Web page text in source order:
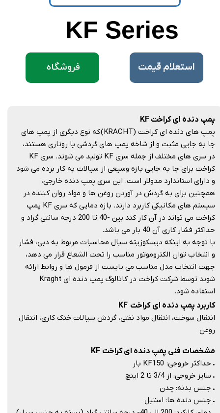
KF Series
پمپ دنده ای کراخت KF
پمپ های دنده ای کراخت (KRACHT) که نوع دیگری از پمپ های
جا به جایی مثبت و از شاخه پمپ های گردشی یا روتاری هستند،
در سری های مختلف از جمله سری KF تولید می شوند. سری KF
کراخت برای جا به جایی بازه وسیعی از سیالات به کار برده می شود
و دارای استاندارد مدولار است. این سری پمپ دنده خارجی،
همچنین برای به گردش در آوردن روغن ها و مواد روان کننده در
سیستم های مکانیکی کاربرد دارند. بازه دمایی که سری KF پمپ
کراخت می تواند در آن کار کند بین -40 تا 200 درجه سانتی گراد و
حداکثر فشار کاری آن 40 بار می باشد.
با توجه به اینکه دیسکوزیته سیال محاسبات مربوط به دبی، فشار
و انتخاب توان الکتروموتور مناسب را تحت الشعاع قرار می دهد،
جهت انتخاب مدل مناسب می بایست از فرمول ها و روابط ارائه
شوند توسط شرکت کراخت در کاتالوگ پمپ دنده ای Kraght
استفاده شود.​​​​​​​
مشخصات فنی پمپ دنده ای کراخت KF
. حداکثر خروجی: KF150 بار
. سایز خروجی: از 3/4 تا 2 اینچ
. جنس بدنه: چدن
. جنس دنده ها: استیل
کاربرد پمپ دنده ای کراخت KF
انتقال سوخت، انتقال مواد نفتی، گردش سیالات خنک کاری، انتقال
روغن​​​​​​​
فروشگاه ​استعلام قیمت